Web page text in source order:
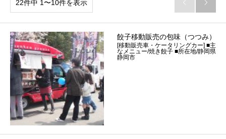
22件中 1〜10件を表示  
餃子移動販売の包味（つつみ）
[移動販売車・ケータリングカー] ■主
なメニュー/焼き餃子 ■所在地/静岡県
静岡市